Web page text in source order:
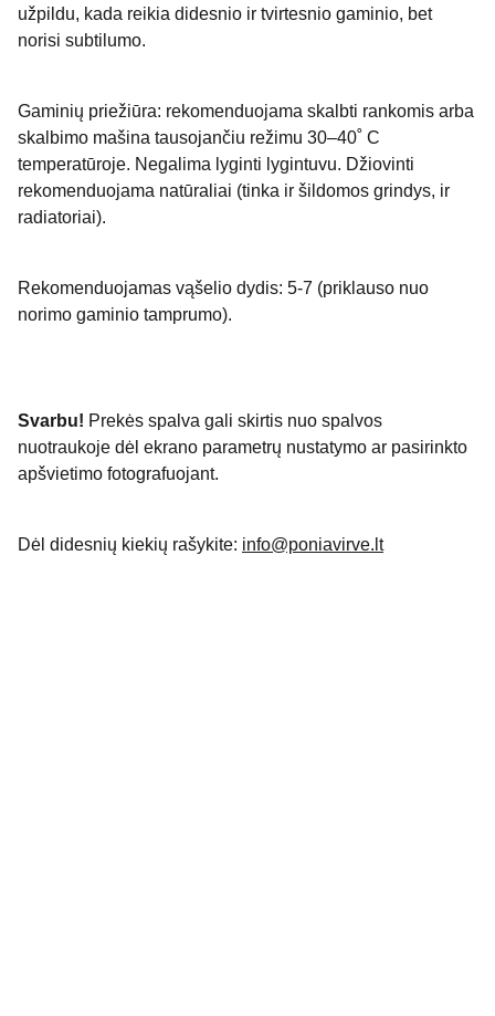
užpildu, kada reikia didesnio ir tvirtesnio gaminio, bet
norisi subtilumo.
Gaminių priežiūra: rekomenduojama skalbti rankomis arba
skalbimo mašina tausojančiu režimu 30–40˚ C
temperatūroje. Negalima lyginti lygintuvu. Džiovinti
rekomenduojama natūraliai (tinka ir šildomos grindys, ir
radiatoriai).
Rekomenduojamas vąšelio dydis: 5-7 (priklauso nuo
norimo gaminio tamprumo).
Svarbu! Prekės spalva gali skirtis nuo spalvos
nuotraukoje dėl ekrano parametrų nustatymo ar pasirinkto
apšvietimo fotografuojant.
Dėl didesnių kiekių rašykite: info@poniavirve.lt